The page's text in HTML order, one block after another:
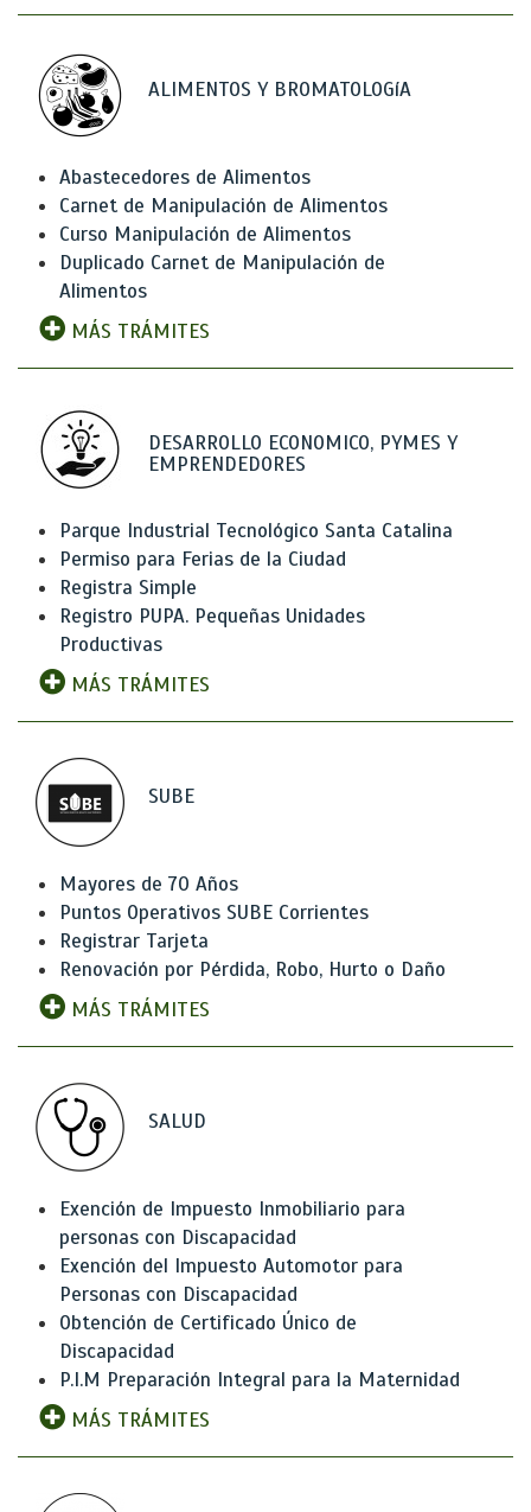
ALIMENTOS Y BROMATOLOGíA
Abastecedores de Alimentos
Carnet de Manipulación de Alimentos
Curso Manipulación de Alimentos
Duplicado Carnet de Manipulación de
Alimentos
MÁS TRÁMITES
DESARROLLO ECONOMICO, PYMES Y
EMPRENDEDORES
Parque Industrial Tecnológico Santa Catalina
Permiso para Ferias de la Ciudad
Registra Simple
Registro PUPA. Pequeñas Unidades
Productivas
MÁS TRÁMITES
SUBE
Mayores de 70 Años
Puntos Operativos SUBE Corrientes
Registrar Tarjeta
Renovación por Pérdida, Robo, Hurto o Daño
MÁS TRÁMITES
SALUD
Exención de Impuesto Inmobiliario para
personas con Discapacidad
Exención del Impuesto Automotor para
Personas con Discapacidad
Obtención de Certificado Único de
Discapacidad
P.I.M Preparación Integral para la Maternidad
MÁS TRÁMITES